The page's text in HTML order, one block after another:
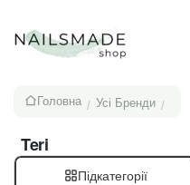
Головна / Усі Бренди /
Teri
Підкатегорії